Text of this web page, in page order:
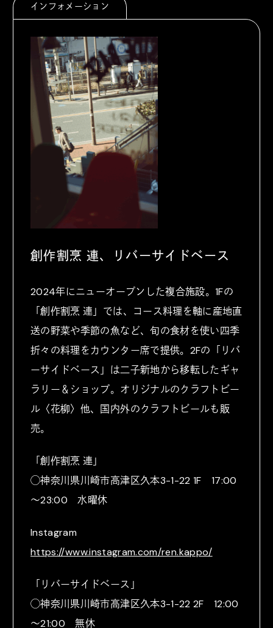
インフォメーション
創作割烹 連、リバーサイドベース
2024年にニューオープンした複合施設。1Fの
「創作割烹 連」では、コース料理を軸に産地直
送の野菜や季節の魚など、旬の食材を使い四季
折々の料理をカウンター席で提供。2Fの「リバ
ーサイドベース」は二子新地から移転したギャ
ラリー＆ショップ。オリジナルのクラフトビー
ル〈花柳〉他、国内外のクラフトビールも販
売。
「創作割烹 連」
◯神奈川県川崎市高津区久本3-1-22 1F 17:00
～23:00 水曜休
Instagram
https://www.instagram.com/ren.kappo/
「リバーサイドベース」
◯神奈川県川崎市高津区久本3-1-22 2F 12:00
～21:00 無休